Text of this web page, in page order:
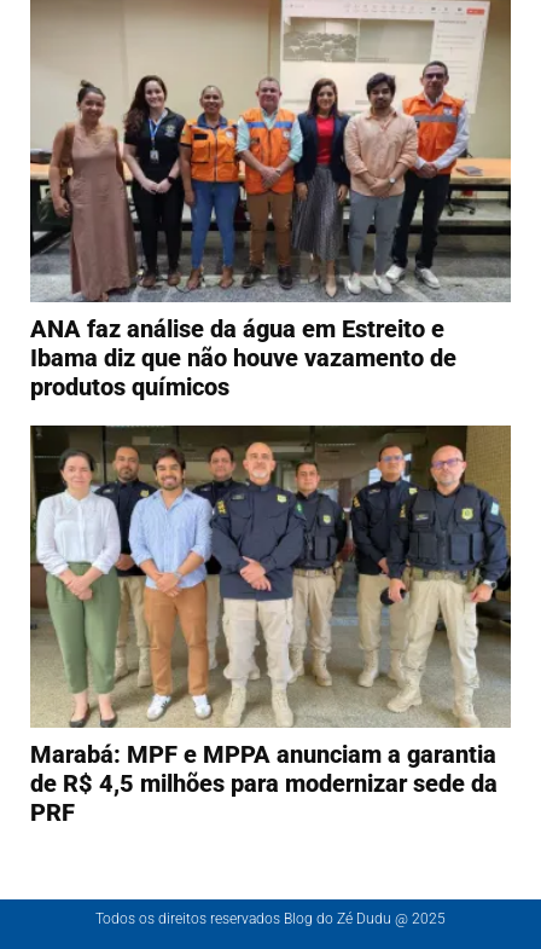
ANA faz análise da água em Estreito e
Ibama diz que não houve vazamento de
produtos químicos
Marabá: MPF e MPPA anunciam a garantia
de R$ 4,5 milhões para modernizar sede da
PRF
Todos os direitos reservados Blog do Zé Dudu @ 2025